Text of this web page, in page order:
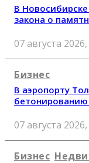
В
закона о
07 августа
Бизнес
В аэропорту
07 августа
Бизнес